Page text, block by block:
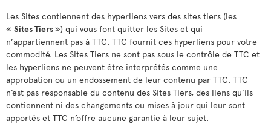
Les Sites contiennent des hyperliens vers des sites tiers (les
« Sites Tiers») qui vous font quitter les Sites et qui
n’appartiennent pas à TTC. TTC fournit ces hyperliens pour votre
commodité. Les Sites Tiers ne sont pas sous le contrôle de TTC et
les hyperliens ne peuvent être interprétés comme une
approbation ou un endossement de leur contenu par TTC. TTC
n’est pas responsable du contenu des Sites Tiers, des liens qu’ils
contiennent ni des changements ou mises à jour qui leur sont
apportés et TTC n’offre aucune garantie à leur sujet.